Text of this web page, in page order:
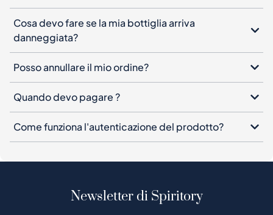
Cosa devo fare se la mia bottiglia arriva
danneggiata?
Posso annullare il mio ordine?
Quando devo pagare ?
Come funziona l'autenticazione del prodotto?
Newsletter di Spiritory